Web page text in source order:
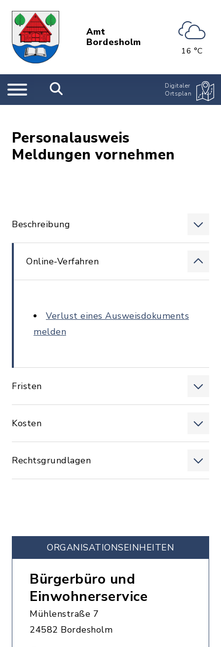
Amt
Bordesholm
16 °C
Digitaler
Ortsplan
Personalausweis
Meldungen vornehmen
Beschreibung
Online-Verfahren
Verlust eines Ausweisdokuments
melden
Fristen
Kosten
Rechtsgrundlagen
ORGANISATIONS­EINHEITEN
Bürgerbüro und
Einwohnerservice
Mühlenstraße 7
24582 Bordesholm